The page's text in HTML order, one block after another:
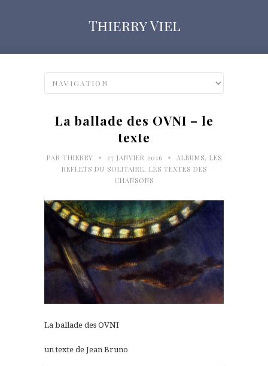
La ballade des OVNI – le
texte
PAR THIERRY • 27 JANVIER 2016 • ALBUMS, LES
REFLETS DU SOLITAIRE, LES TEXTES DES
CHANSONS
La ballade des OVNI
un texte de Jean Bruno